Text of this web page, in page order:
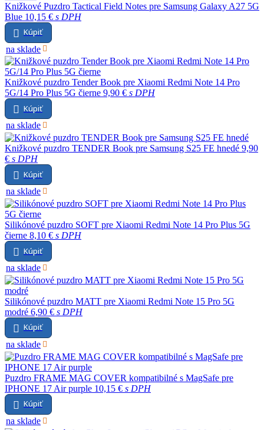
Knižkové Puzdro Tactical Field Notes pre Samsung Galaxy A27 5G
Blue 10,15 € s DPH
Kúpiť
na sklade
Knižkové puzdro Tender Book pre Xiaomi Redmi Note 14 Pro
5G/14 Pro Plus 5G čierne 9,90 € s DPH
Kúpiť
na sklade
Knižkové puzdro TENDER Book pre Samsung S25 FE hnedé 9,90
€ s DPH
Kúpiť
na sklade
Silikónové puzdro SOFT pre Xiaomi Redmi Note 14 Pro Plus 5G
čierne 8,10 € s DPH
Kúpiť
na sklade
Silikónové puzdro MATT pre Xiaomi Redmi Note 15 Pro 5G
modré 6,90 € s DPH
Kúpiť
na sklade
Puzdro FRAME MAG COVER kompatibilné s MagSafe pre
IPHONE 17 Air purple 10,15 € s DPH
Kúpiť
na sklade